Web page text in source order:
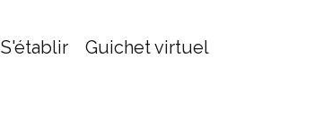
S'établir Guichet virtuel